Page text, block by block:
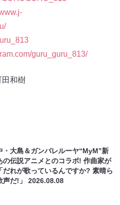
guru_guru_813/
田和樹
・大島＆ガンバレルーヤ“MyM”新
の伝説アニメとのコラボ! 作曲家が
だれが歌っているんですか? 素晴ら
声だ!」2026.08.08